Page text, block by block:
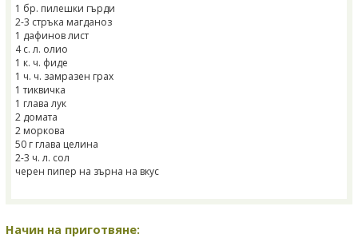
1 бр. пилешки гърди
2-3 стръка магданоз
1 дафинов лист
4 с. л. олио
1 к. ч. фиде
1 ч. ч. замразен грах
1 тиквичка
1 глава лук
2 домата
2 моркова
50 г глава целина
2-3 ч. л. сол
черен пипер на зърна на вкус
Начин на приготвяне: